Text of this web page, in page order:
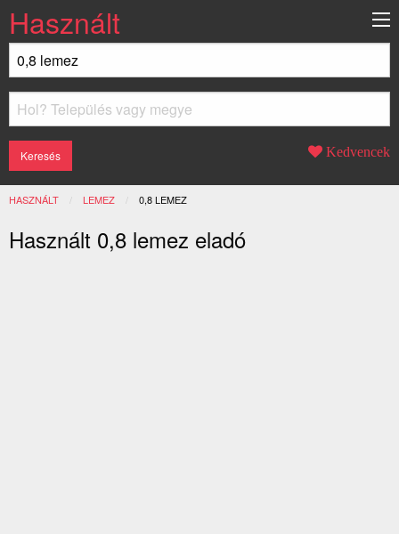
Használt
Kedvencek
HASZNÁLT LEMEZ JELENLEGI:
0,8 LEMEZ
Használt 0,8 lemez eladó